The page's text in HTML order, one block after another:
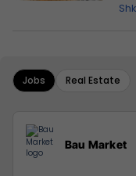
Jobs Real Estate
Bau Market